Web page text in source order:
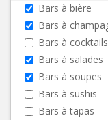
Bars à bière
Bars à
Bars à cocktails
Bars à salades
Bars à soupes
Bars à sushis
Bars à tapas